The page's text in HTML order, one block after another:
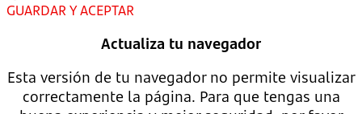
GUARDAR Y ACEPTAR
Actualiza tu navegador
Esta versión de tu navegador no permite visualizar
correctamente la página. Para que tengas una